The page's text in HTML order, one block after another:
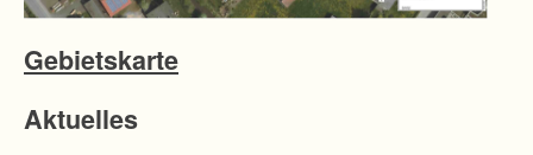
Gebietskarte
Aktuelles